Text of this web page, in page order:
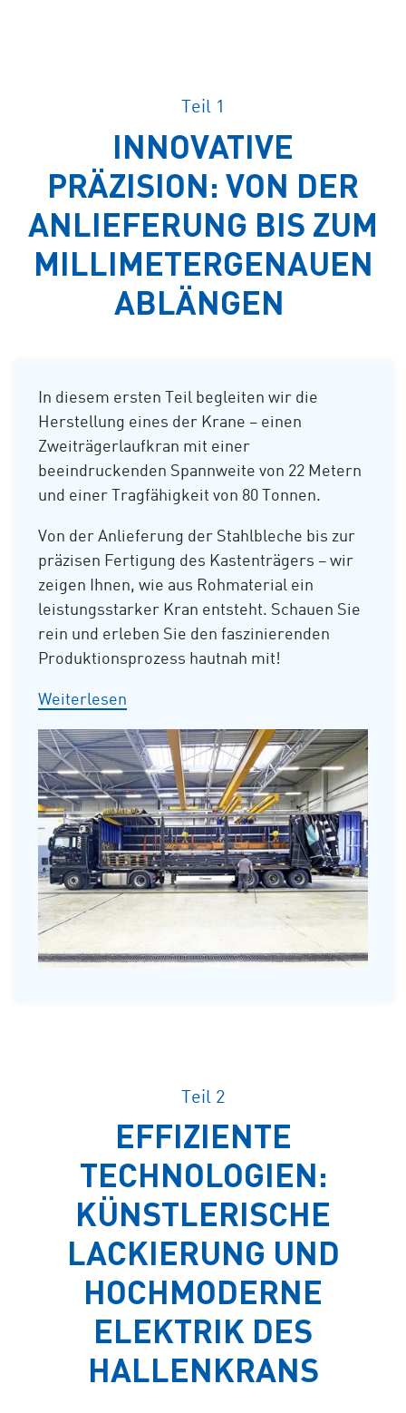
Teil 1
INNOVATIVE
PRÄZISION: VON DER
ANLIEFERUNG BIS ZUM
MILLIMETERGENAUEN
ABLÄNGEN
In diesem ersten Teil begleiten wir die
Herstellung eines der Krane – einen
Zweiträgerlaufkran mit einer
beeindruckenden Spannweite von 22 Metern
und einer Tragfähigkeit von 80 Tonnen.
Von der Anlieferung der Stahlbleche bis zur
präzisen Fertigung des Kastenträgers – wir
zeigen Ihnen, wie aus Rohmaterial ein
leistungsstarker Kran entsteht. Schauen Sie
rein und erleben Sie den faszinierenden
Produktionsprozess hautnah mit!
Weiterlesen
Teil 2
EFFIZIENTE
TECHNOLOGIEN:
KÜNSTLERISCHE
LACKIERUNG UND
HOCHMODERNE
ELEKTRIK DES
HALLENKRANS